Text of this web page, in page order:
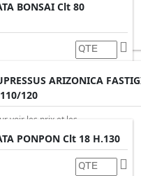
en tant
BONSAI Clt 80
ARIZONICA
120
voir les prix et les
vous devez vous
en tant
autorisé par
PONPON Clt 18 H.130